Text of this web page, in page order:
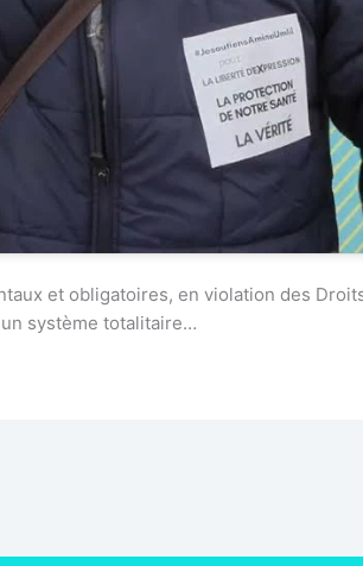
et obligatoires, en violation des
système totalitaire…